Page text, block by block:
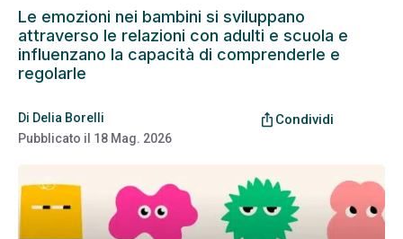
Le emozioni nei bambini si sviluppano
attraverso le relazioni con adulti e scuola e
influenzano la capacità di comprenderle e
regolarle
Di Delia Borelli
Pubblicato il 18 Mag. 2026
ios_share Condividi